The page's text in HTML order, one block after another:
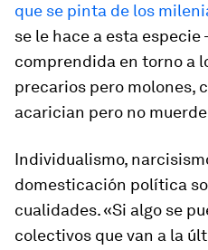
que se pinta de los
se le hace a esta especie
comprendida en torno a
precarios pero molones,
acarician pero no
Individualismo,
domesticación política
cualidades. «Si algo se
colectivos que van a la